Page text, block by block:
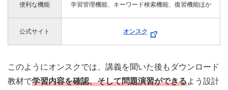
便利な機能 学習管理機能、キーワード検索機能、復習機能ほか
公式サイト オンスク
このようにオンスクでは、講義を聞いた後もダウンロード
教材で学習内容を確認、そして問題演習ができるよう設計